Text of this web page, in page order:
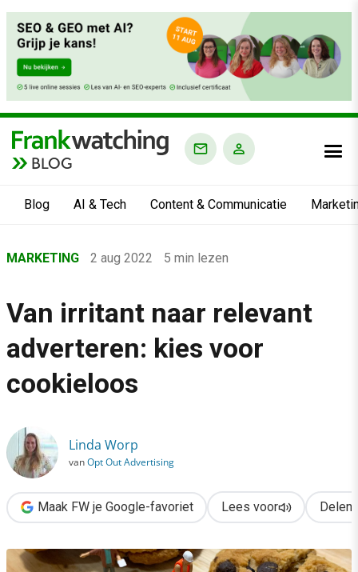
BLOG
Blog AI & Tech Content & Communicatie
›
›
Marketing
Van irritant naar relevant adverteren: kies voor cookieloos
MARKETING 2 aug 2022 5 min lezen
Van irritant naar relevant
adverteren: kies voor
cookieloos
Linda Worp
vanOpt Out Advertising
Maak FW je Google-favoriet Lees voor Delen